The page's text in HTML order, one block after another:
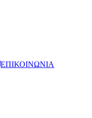
ΕΠΙΚΟΙΝΩΝΙΑ